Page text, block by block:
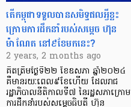
តើកម្ពុជាទទួលបានសមិទ្ធផលអ្វីខ្លះ
ក្រោមការដឹកនាំរបស់សម្ដេច ហ៊ុន
ម៉ាណែត នៅ៩ខែមកនេះ?
2 years, 2 months ago
គិតត្រឹមថ្ងៃទី២២ ខែឧសភា ឆ្នាំ២០២៤
គឺមានរយៈពេល៩ខែហើយ ដែលរាជ
រដ្ឋាភិបាលនីតិកាលទី៧ នៃរដ្ឋសភាក្រោម
ការដឹកនាំរបស់សម្ដេចធិបតី ហ៊ុន